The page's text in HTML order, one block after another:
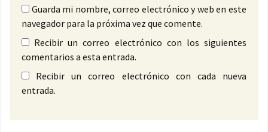
Guarda mi nombre, correo electrónico y web en este
navegador para la próxima vez que comente.
Recibir un correo electrónico con los siguientes
comentarios a esta entrada.
Recibir un correo electrónico con cada nueva
entrada.